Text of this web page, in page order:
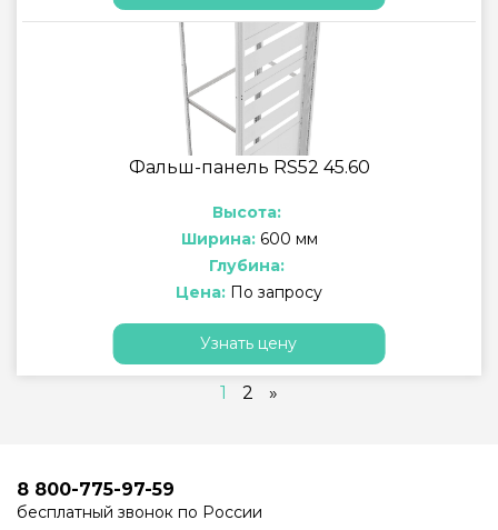
Фальш-панель RS52 45.60
Высота:
Ширина: 600 мм
Глубина:
Цена: По запросу
Узнать цену
1 2 »
8 800-775-97-59
бесплатный звонок по России